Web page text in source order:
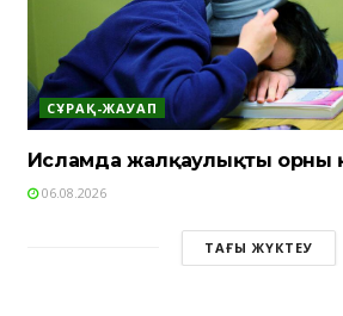
СҰРАҚ-ЖАУАП
Исламда жалқаулықтың орны
06.08.2026
ТАҒЫ ЖҮКТЕУ